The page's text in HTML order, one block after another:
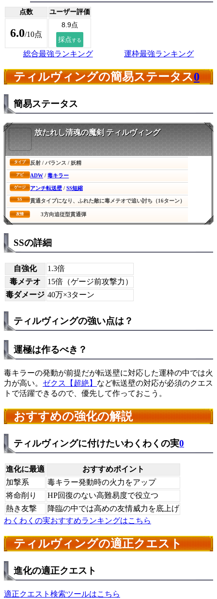
点数 ユーザー評価
6.0/10点
総合最強ランキング 運枠最強ランキング
ティルヴィングの簡易ステータス0
簡易ステータス
放たれし清魂の魔剣 ティルヴィング
タイプ 反射 / バランス / 妖精
アビ ADW / 毒キラー
ゲージ アンチ転送壁 / SS短縮
SS 貫通タイプになり、ふれた敵に毒メテオで追い討ち（16ターン）
友情 3方向追従型貫通弾
SSの詳細
自強化
1.3倍
毒メテオ
15倍（ゲージ前攻撃力）
毒ダメージ 40万×3ターン
ティルヴィングの強い点は？
運極は作るべき？
毒キラーの発動が前提だが転送壁に対応した運枠の中では火
力が高い。 ゼクス【超絶】 など転送壁の対応が必須のクエス
トで活躍できるので、優先して作っておこう。
おすすめの強化の解説
ティルヴィングに付けたいわくわくの実0
進化に最適
おすすめポイント
加撃系
毒キラー発動時の火力をアップ
将命削り
HP回復のない高難易度で役立つ
熱き友撃
降臨の中では高めの友情威力を底上げ
わくわくの実おすすめランキングはこちら
ティルヴィングの適正クエスト
進化の適正クエスト
適正クエスト検索ツールはこちら